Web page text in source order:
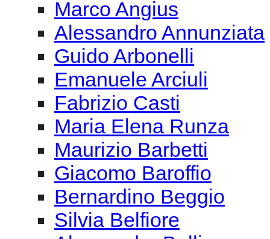
Marco Angius
Alessandro Annunziata
Guido Arbonelli
Emanuele Arciuli
Fabrizio Casti
Maria Elena Runza
Maurizio Barbetti
Giacomo Baroffio
Bernardino Beggio
Silvia Belfiore